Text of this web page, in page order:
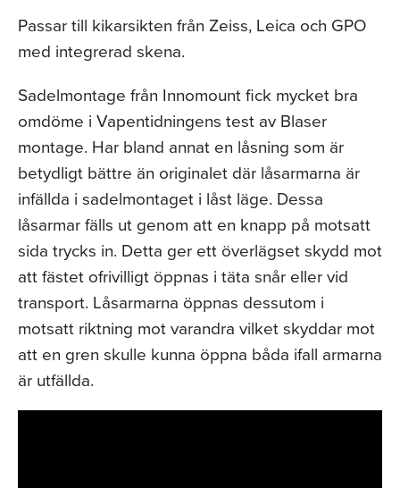
Passar till kikarsikten från Zeiss, Leica och GPO
med integrerad skena.
Sadelmontage från Innomount fick mycket bra
omdöme i Vapentidningens test av Blaser
montage. Har bland annat en låsning som är
betydligt bättre än originalet där låsarmarna är
infällda i sadelmontaget i låst läge. Dessa
låsarmar fälls ut genom att en knapp på motsatt
sida trycks in. Detta ger ett överlägset skydd mot
att fästet ofrivilligt öppnas i täta snår eller vid
transport. Låsarmarna öppnas dessutom i
motsatt riktning mot varandra vilket skyddar mot
att en gren skulle kunna öppna båda ifall armarna
är utfällda.